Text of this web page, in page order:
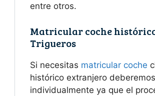
entre otros.
Matricular coche
Trigueros
Si necesitas matricular coche
histórico extranjero
individualmente ya que el